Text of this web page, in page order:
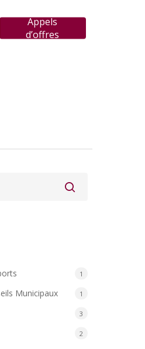
Appels
d’offres
1
Municipaux 1
3
2